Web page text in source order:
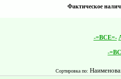
Фактическое
-=ВСЕ=-
-
Сортировка по: